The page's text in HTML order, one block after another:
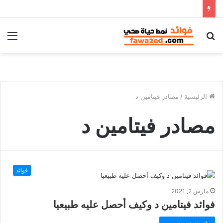
بحث
الرئيسية / مصادر فيتامين د
مصادر فيتامين د
فوائد
مارس 2, 2021
فوائد فيتامين د وكيف أحصل عليه طبيعيا